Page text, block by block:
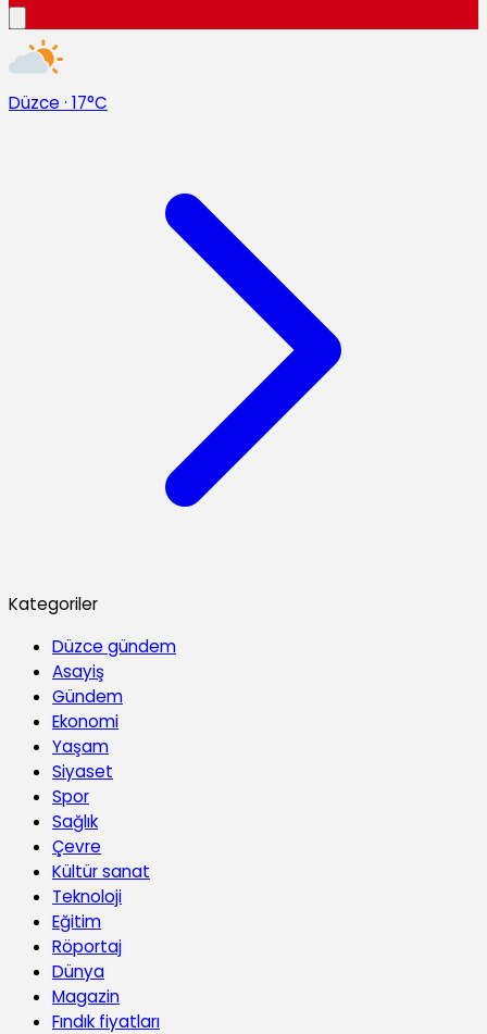
Düzce · 17°C
Kategoriler
Düzce gündem
Asayiş
Gündem
Ekonomi
Yaşam
Siyaset
Spor
Sağlık
Çevre
Kültür sanat
Teknoloji
Eğitim
Röportaj
Dünya
Magazin
Fındık fiyatları